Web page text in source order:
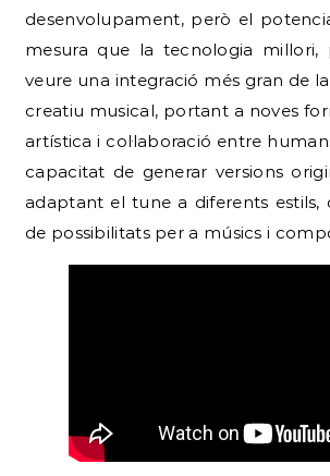
desenvolupament, però el
mesura que la tecnologia millori,
veure una integració més gran de
creatiu musical, portant a noves
artística i col·laboració entre
capacitat de generar versions
adaptant el tune a diferents estils,
de possibilitats per a músics i